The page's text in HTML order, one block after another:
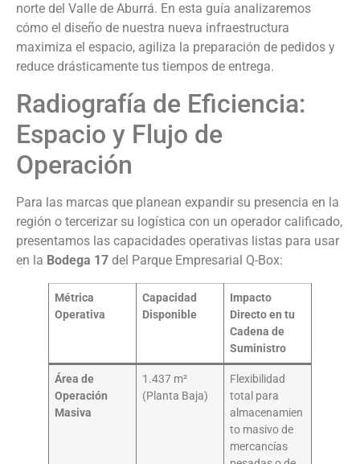
norte del Valle de Aburrá. En esta guía analizaremos
cómo el diseño de nuestra nueva infraestructura
maximiza el espacio, agiliza la preparación de pedidos y
reduce drásticamente tus tiempos de entrega.
Radiografía de Eficiencia:
Espacio y Flujo de
Operación
Para las marcas que planean expandir su presencia en la
región o tercerizar su logística con un operador calificado,
presentamos las capacidades operativas listas para usar
en la Bodega 17 del Parque Empresarial Q-Box:
Métrica
Operativa
Capacidad
Disponible
Impacto
Directo en tu
Cadena de
Suministro
Área de
Operación
Masiva
1.437 m²
(Planta Baja)
Flexibilidad
total para
almacenamien
to masivo de
mercancías